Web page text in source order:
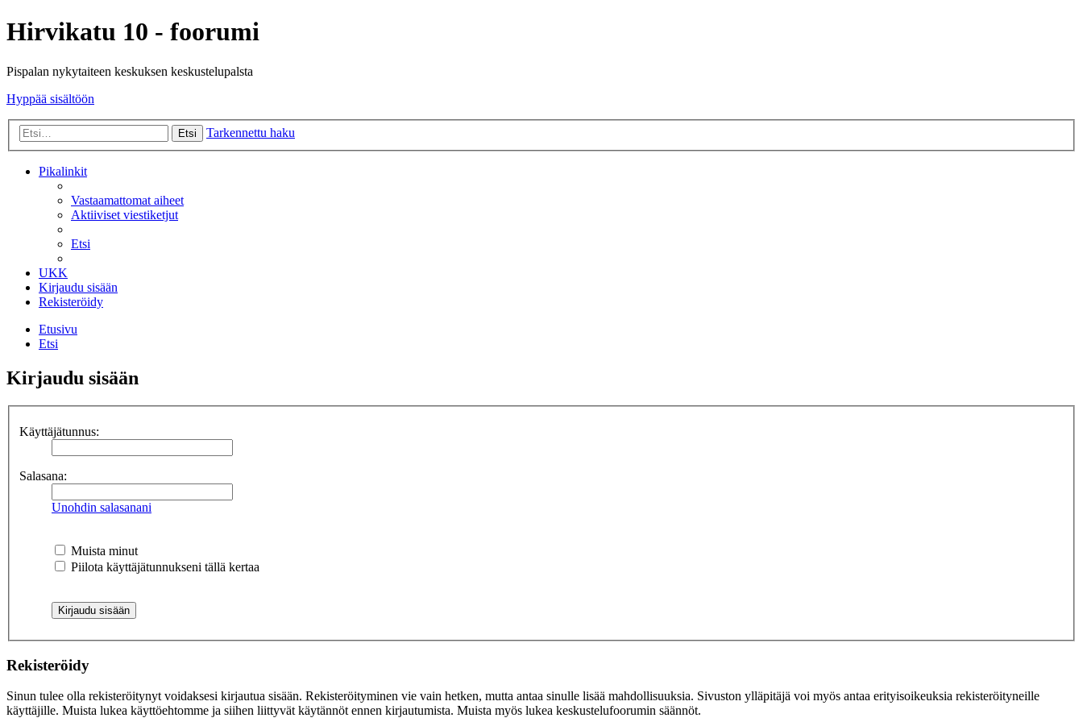
Hirvikatu 10 - foorumi
Pispalan nykytaiteen keskuksen keskustelupalsta
Hyppää sisältöön
Etsi Tarkennettu haku
Pikalinkit
Vastaamattomat aiheet
Aktiiviset viestiketjut
Etsi
UKK
Kirjaudu sisään
Rekisteröidy
Etusivu
Etsi
Kirjaudu sisään
Käyttäjätunnus:
Salasana:
Unohdin salasanani
Muista minut
Piilota käyttäjätunnukseni tällä kertaa
Rekisteröidy
Sinun tulee olla rekisteröitynyt voidaksesi kirjautua sisään. Rekisteröityminen vie vain hetken, mutta antaa sinulle lisää mahdollisuuksia. Sivuston ylläpitäjä voi myös antaa erityisoikeuksia rekisteröityneille
käyttäjille. Muista lukea käyttöehtomme ja siihen liittyvät käytännöt ennen kirjautumista. Muista myös lukea keskustelufoorumin säännöt.